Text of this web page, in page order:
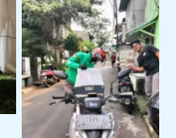
Pengiriman Perangkat
ke Lokasi Proyek Klien